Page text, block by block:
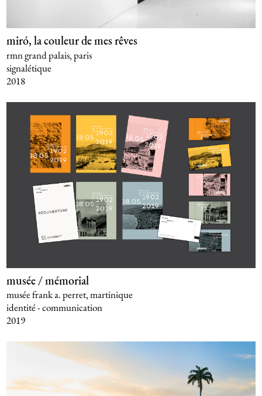
miró, la couleur de mes rêves
rmn grand palais, paris
signalétique
2018
musée / mémorial
musée frank a. perret, martinique
identité - communication
2019